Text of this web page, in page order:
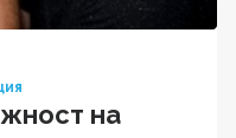
на